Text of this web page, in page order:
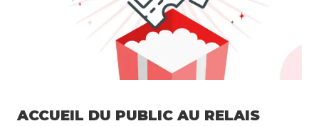
ACCUEIL DU PUBLIC AU RELAIS